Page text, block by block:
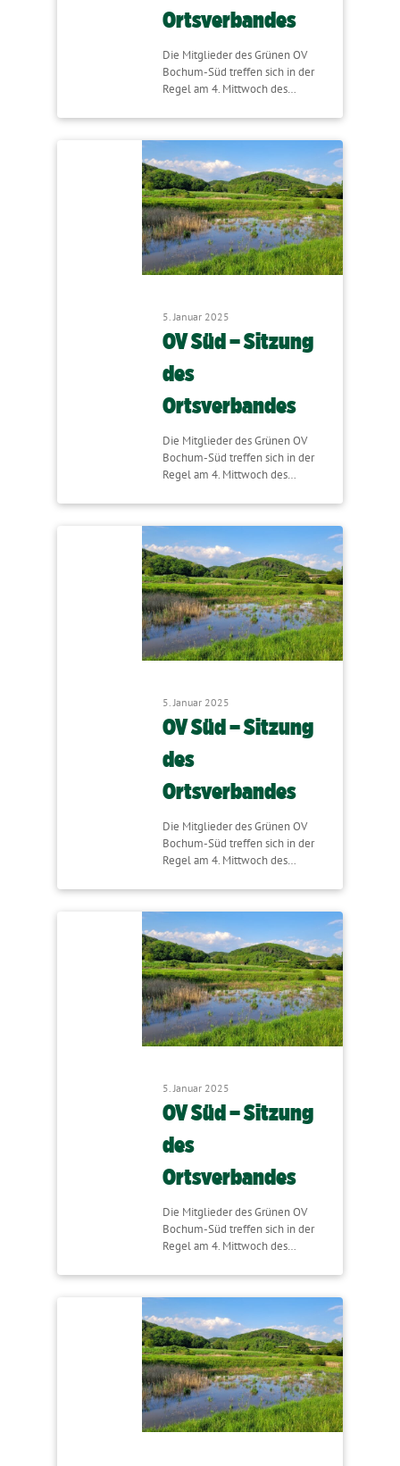
Ortsverbandes
Die Mitglieder des Grünen OV
Bochum-Süd treffen sich in der
Regel am 4. Mittwoch des…
5. Januar 2025
OV Süd – Sitzung
des
Ortsverbandes
Die Mitglieder des Grünen OV
Bochum-Süd treffen sich in der
Regel am 4. Mittwoch des…
5. Januar 2025
OV Süd – Sitzung
des
Ortsverbandes
Die Mitglieder des Grünen OV
Bochum-Süd treffen sich in der
Regel am 4. Mittwoch des…
5. Januar 2025
OV Süd – Sitzung
des
Ortsverbandes
Die Mitglieder des Grünen OV
Bochum-Süd treffen sich in der
Regel am 4. Mittwoch des…